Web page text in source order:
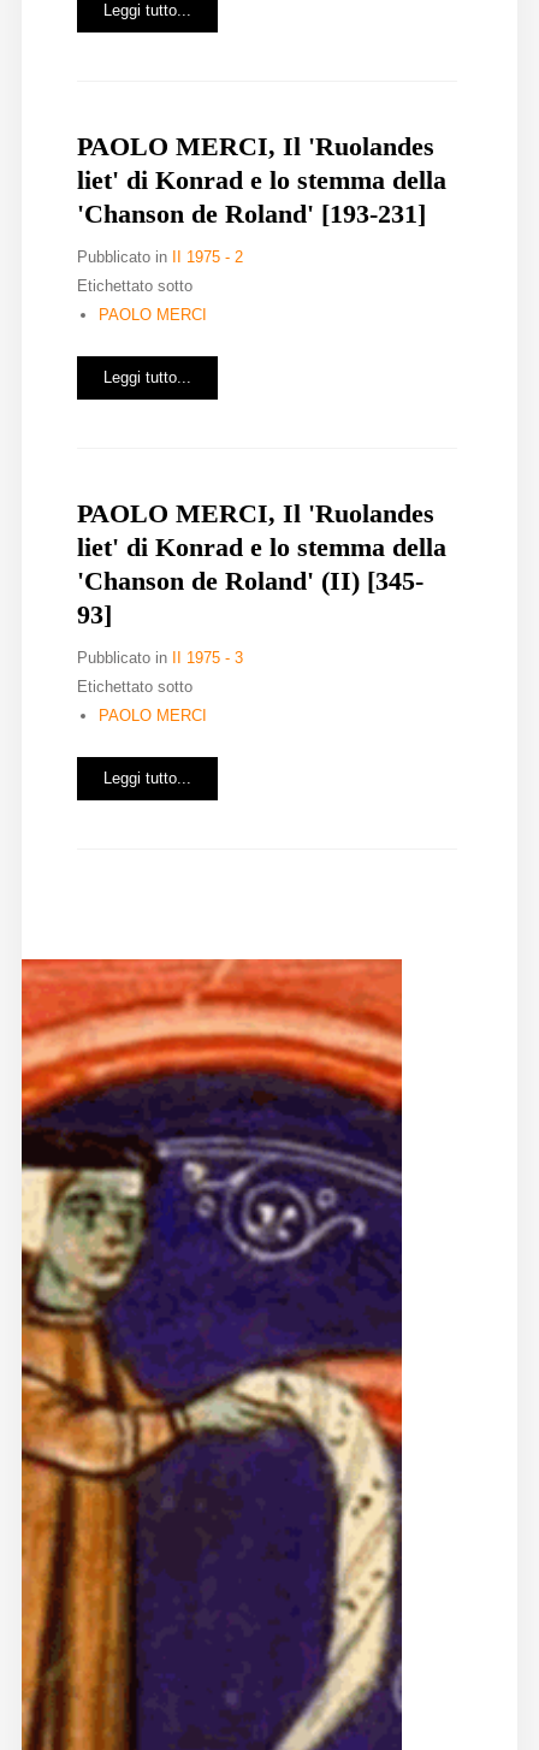
Leggi tutto...
PAOLO MERCI, Il 'Ruolandes
liet' di Konrad e lo stemma della
'Chanson de Roland' [193-231]
Pubblicato in
II 1975 - 2
Etichettato sotto
PAOLO MERCI
Leggi tutto...
PAOLO MERCI, Il 'Ruolandes
liet' di Konrad e lo stemma della
'Chanson de Roland' (II) [345-
93]
Pubblicato in
II 1975 - 3
Etichettato sotto
PAOLO MERCI
Leggi tutto...